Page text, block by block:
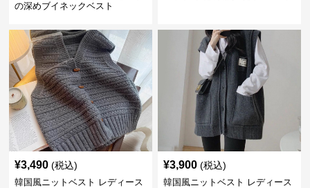
の深めブイネックベスト
¥3,490 (税込)
韓国風ニットベスト レディース
¥3,900 (税込)
韓国風ニットベスト レディース